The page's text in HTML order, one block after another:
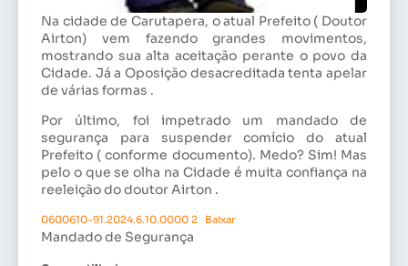
Na cidade de Carutapera, o atual Prefeito ( Doutor
Airton) vem fazendo grandes movimentos,
mostrando sua alta aceitação perante o povo da
Cidade. Já a Oposição desacreditada tenta apelar
de várias formas .
Por último, foi impetrado um mandado de
segurança para suspender comício do atual
Prefeito ( conforme documento). Medo? Sim! Mas
pelo o que se olha na Cidade é muita confiança na
reeleição do doutor Airton .
0600610-91.2024.6.10.0000 2 Baixar
Mandado de Segurança